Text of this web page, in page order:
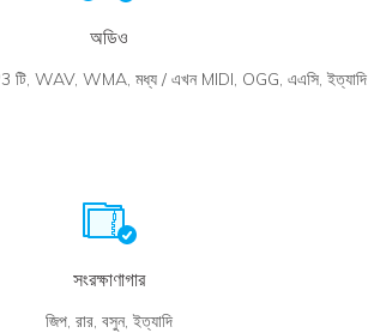
অডিও
WAV, WMA, মধ্য / এখন MIDI, OGG, এএসি, ইত্যাদি
সংরক্ষাণাগার
জিপ, রার, বসুন, ইত্যাদি